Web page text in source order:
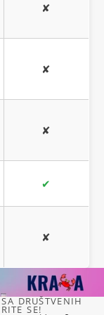
✘
✘
✘
✔
✘
DRUŠTVENIH
SE!